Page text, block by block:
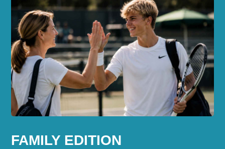
FAMILY EDITION